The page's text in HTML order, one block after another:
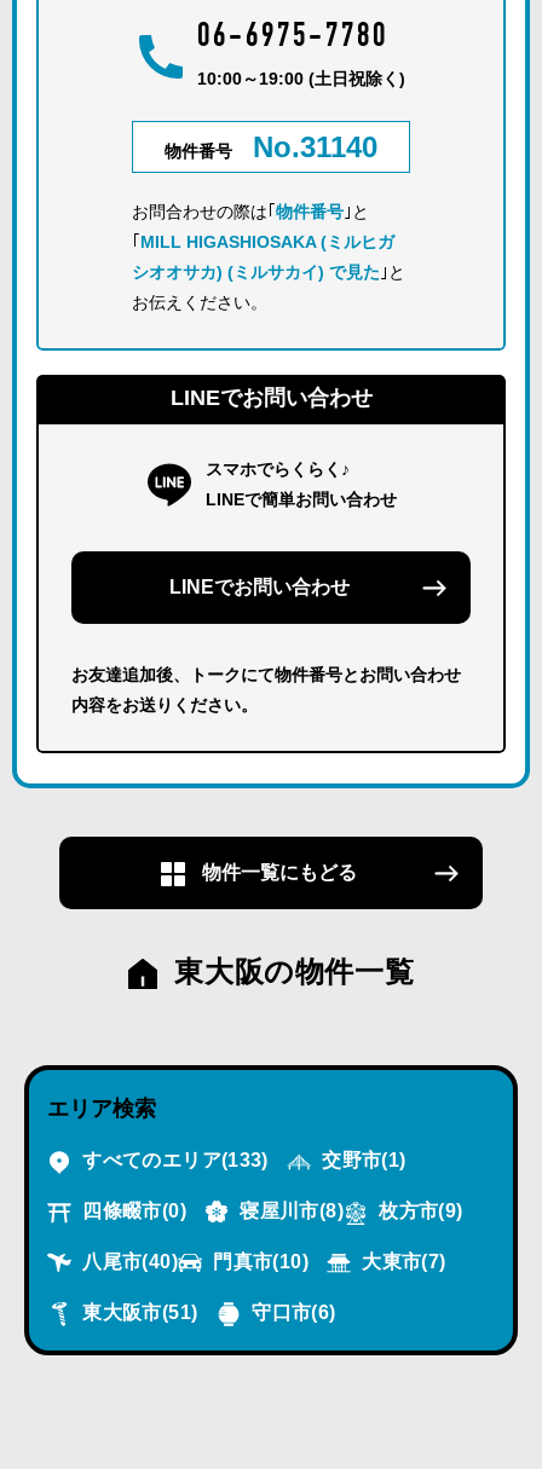
06-6975-7780
10:00～19:00 (土日祝除く)
物件番号 No.31140
お問合わせの際は｢ 物件番号 ｣と
MILL HIGASHIOSAKA (ミルヒガ
シオオサカ) (ミルサカイ) で見た ｣と
お伝えください。
LINEでお問い合わせ
スマホでらくらく♪
LINEで簡単お問い合わせ
LINEでお問い合わせ
お友達追加後、トークにて物件番号とお問い合わせ
内容をお送りください。
物件一覧にもどる
東大阪の物件一覧
エリア検索
すべてのエリア(133) 交野市(1)
四條畷市(0) 寝屋川市(8) 枚方市(9)
八尾市(40) 門真市(10) 大東市(7)
東大阪市(51) 守口市(6)